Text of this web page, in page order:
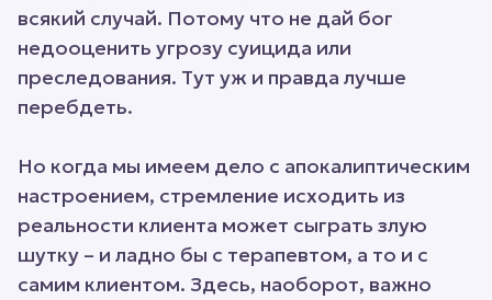
всякий случай. Потому что не дай бог
недооценить угрозу суицида или
преследования. Тут уж и правда лучше
перебдеть.
Но когда мы имеем дело с апокалиптическим
настроением, стремление исходить из
реальности клиента может сыграть злую
шутку – и ладно бы с терапевтом, а то и с
самим клиентом. Здесь, наоборот, важно